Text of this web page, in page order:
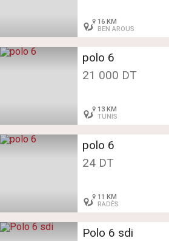
16 KM
BEN AROUS
polo 6
21 000 DT
13 KM
TUNIS
polo 6
24 DT
11 KM
RADÈS
Polo 6 sdi